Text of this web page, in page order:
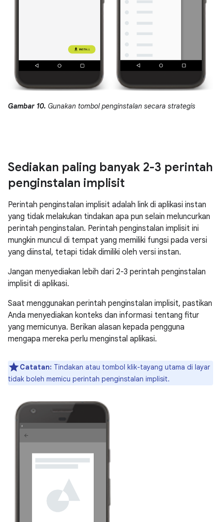
Gambar 10. Gunakan tombol penginstalan secara strategis
Sediakan paling banyak 2-3 perintah
penginstalan implisit
Perintah penginstalan implisit adalah link di aplikasi instan
yang tidak melakukan tindakan apa pun selain meluncurkan
perintah penginstalan. Perintah penginstalan implisit ini
mungkin muncul di tempat yang memiliki fungsi pada versi
yang diinstal, tetapi tidak dimiliki oleh versi instan.
Jangan menyediakan lebih dari 2-3 perintah penginstalan
implisit di aplikasi.
Saat menggunakan perintah penginstalan implisit, pastikan
Anda menyediakan konteks dan informasi tentang fitur
yang memicunya. Berikan alasan kepada pengguna
mengapa mereka perlu menginstal aplikasi.
Catatan: Tindakan atau tombol klik-tayang utama di layar
tidak boleh memicu perintah penginstalan implisit.